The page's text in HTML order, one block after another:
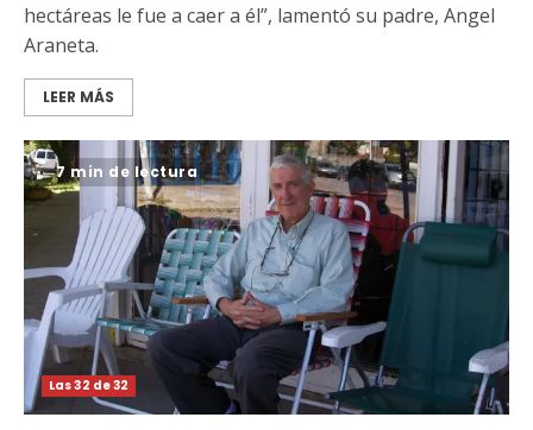
hectáreas le fue a caer a él”, lamentó su padre, Angel
Araneta.
LEER MÁS
7 min de lectura
Las 32 de 32